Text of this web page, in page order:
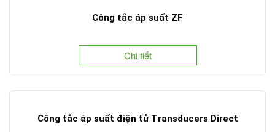
Công tắc áp suất ZF
Chi tiết
Công tắc áp suất điện tử Transducers Direct